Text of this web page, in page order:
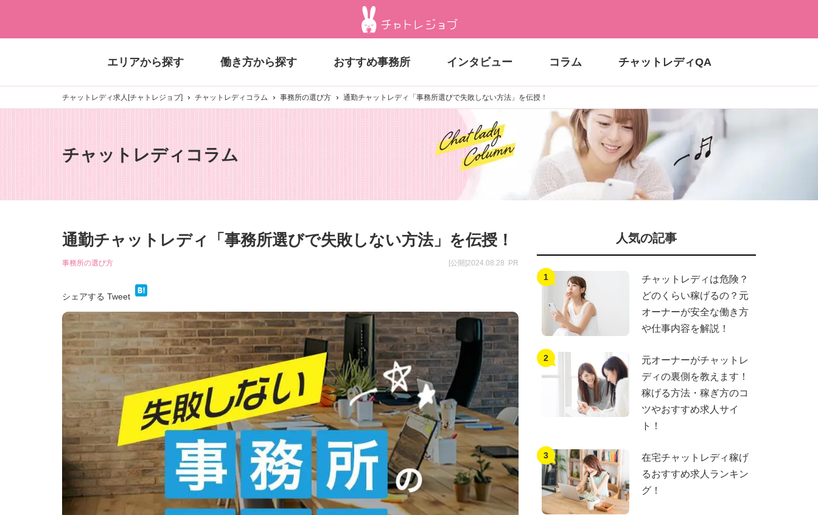
エリアから探す 働き方から探す おすすめ事務所 インタビュー コラム チャットレディQA
チャットレディ求人[チャトレジョブ] チャットレディコラム 事務所の選び方 通勤チャットレディ「事務所選びで失敗しない方法」を伝授！
チャットレディコラム
通勤チャットレディ「事務所選びで失敗しない方法」を伝授！
事務所の選び方 [公開]2024.08.28 PR
シェアする Tweet
人気の記事
チャットレディは危険？
どのくらい稼げるの？元
オーナーが安全な働き方
や仕事内容を解説！
元オーナーがチャットレ
ディの裏側を教えます！
稼げる方法・稼ぎ方のコ
ツやおすすめ求人サイ
ト！
在宅チャットレディ稼げ
るおすすめ求人ランキン
グ！